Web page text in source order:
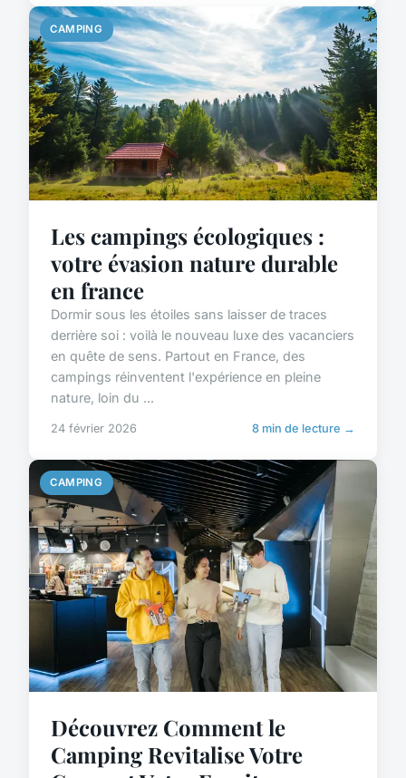
CAMPING
Les campings écologiques :
votre évasion nature durable
en france
Dormir sous les étoiles sans laisser de traces
derrière soi : voilà le nouveau luxe des vacanciers
en quête de sens. Partout en France, des
campings réinventent l'expérience en pleine
nature, loin du ...
24 février 2026 8 min de lecture →
CAMPING
Découvrez Comment le
Camping Revitalise Votre